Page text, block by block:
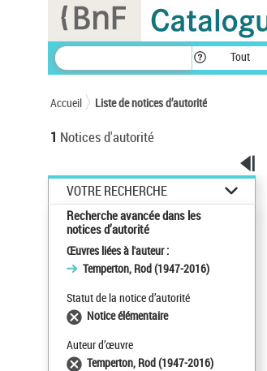
Tout
Accueil Liste de notices d’autorité
1 Notices d'autorité
VOTRE RECHERCHE
Recherche avancée dans les
notices d’autorité
Œuvres liées à l'auteur :
Temperton, Rod (1947-2016)
Statut de la notice d’autorité
Notice élémentaire
Auteur d’œuvre
Temperton, Rod (1947-2016)
Panneau de gestion des cookies